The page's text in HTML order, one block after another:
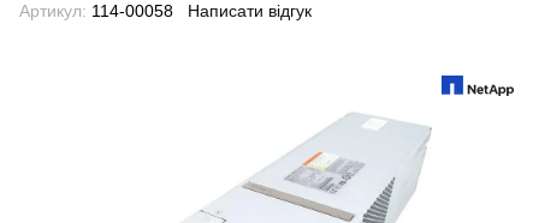
Артикул: 114-00058 Написати відгук